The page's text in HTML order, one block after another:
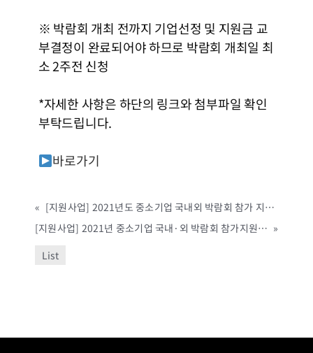
※ 박람회 개최 전까지 기업선정 및 지원금 교
부결정이 완료되어야 하므로 박람회 개최일 최
소 2주전 신청
*자세한 사항은 하단의 링크와 첨부파일 확인
부탁드립니다.
바로가기
«
[지원사업] 2021년도 중소기업 국내외 박람회 참가 지원사업(제천시, ~예산 소진시까지)
[지원사업] 2021년 중소기업 국내·외 박람회 참가지원 사업 공고 (군산시, ~예산 소진시까지) »
List